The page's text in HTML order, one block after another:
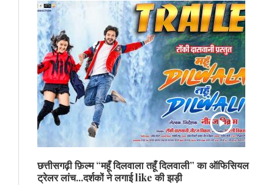
छत्तीसगढ़ी फ़िल्म “महूँ दिलवाला तहूँ दिलवाली” का ऑफिसियल
ट्रेलर लांच...दर्शकों ने लगाई like की झड़ी